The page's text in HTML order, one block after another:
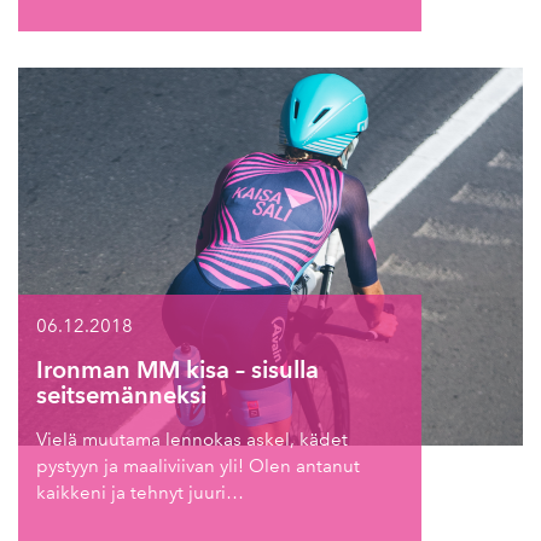
06.12.2018
Ironman MM kisa – sisulla
seitsemänneksi
Vielä muutama lennokas askel, kädet
pystyyn ja maaliviivan yli! Olen antanut
kaikkeni ja tehnyt juuri…